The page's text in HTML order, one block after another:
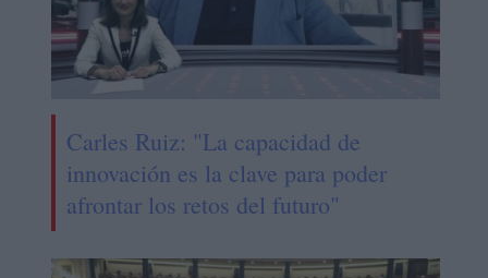
Carles Ruiz: "La capacidad de
innovación es la clave para poder
afrontar los retos del futuro"